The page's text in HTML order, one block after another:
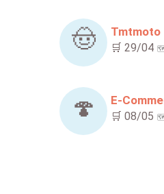
🤠 Tmtmoto
🛒 29/04 🗺️
🍄 E-
🛒 08/05 🗺️